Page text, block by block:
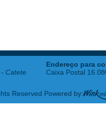
Catete
Endereço para
Caixa Postal
Reserved Powered by: